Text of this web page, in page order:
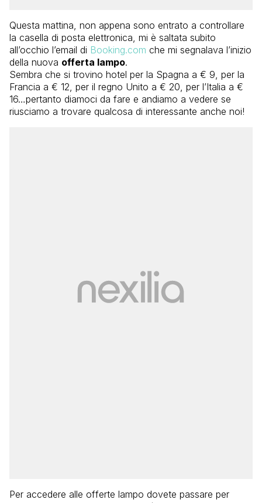
Questa mattina, non appena sono entrato a controllare
la casella di posta elettronica, mi è saltata subito
all’occhio l’email di Booking.com che mi segnalava l’inizio
della nuova offerta lampo.
Sembra che si trovino hotel per la Spagna a € 9, per la
Francia a € 12, per il regno Unito a € 20, per l’Italia a €
16…pertanto diamoci da fare e andiamo a vedere se
riusciamo a trovare qualcosa di interessante anche noi!
Per accedere alle offerte lampo dovete passare per